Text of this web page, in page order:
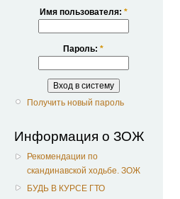
Имя пользователя: *
Пароль: *
Получить новый пароль
Информация о ЗОЖ
Рекомендации по
скандинавской ходьбе. ЗОЖ
БУДЬ В КУРСЕ ГТО